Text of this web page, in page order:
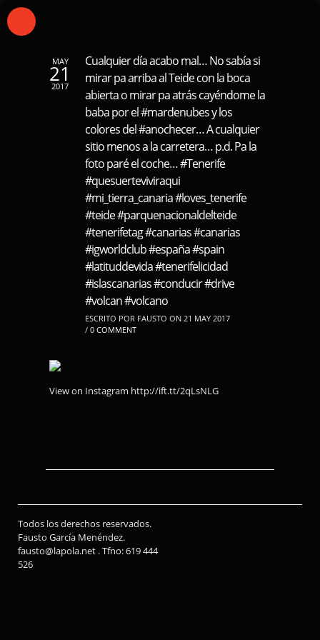
MAY
21
2017
Cualquier día acabo mal… No sabía si
mirar pa arriba al Teide con la boca
abierta o mirar pa atrás cayéndome la
baba por el #mardenubes y los
colores del #anochecer… A cualquier
sitio menos a la carretera… p.d. Pa la
foto paré el coche… #Tenerife
#quesuerteviviraqui
#mi_tierra_canaria #loves_tenerife
#teide #parquenacionaldelteide
#tenerifetag #canarias #canarias
#igworldclub #españa #spain
#latituddevida #tenerifelicidad
#islascanarias #conducir #drive
#volcan #volcano
ESCRITO POR FAUSTO ON 21 MAY 2017
/ 0 COMMENT
View on Instagram http://ift.tt/2qLsNLG
Todos los derechos reservados.
Fausto García Menéndez.
fausto@lapola.net . Tfno: 619 444
526